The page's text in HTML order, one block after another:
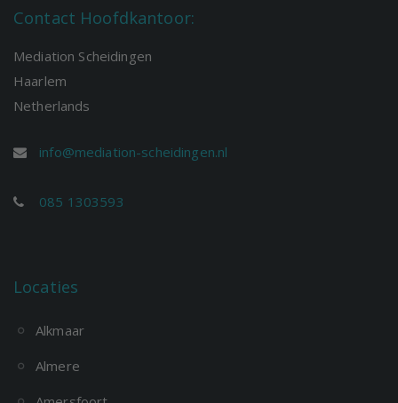
Contact Hoofdkantoor:
Mediation Scheidingen
Haarlem
Netherlands
info@mediation-scheidingen.nl
085 1303593
Locaties
Alkmaar
Almere